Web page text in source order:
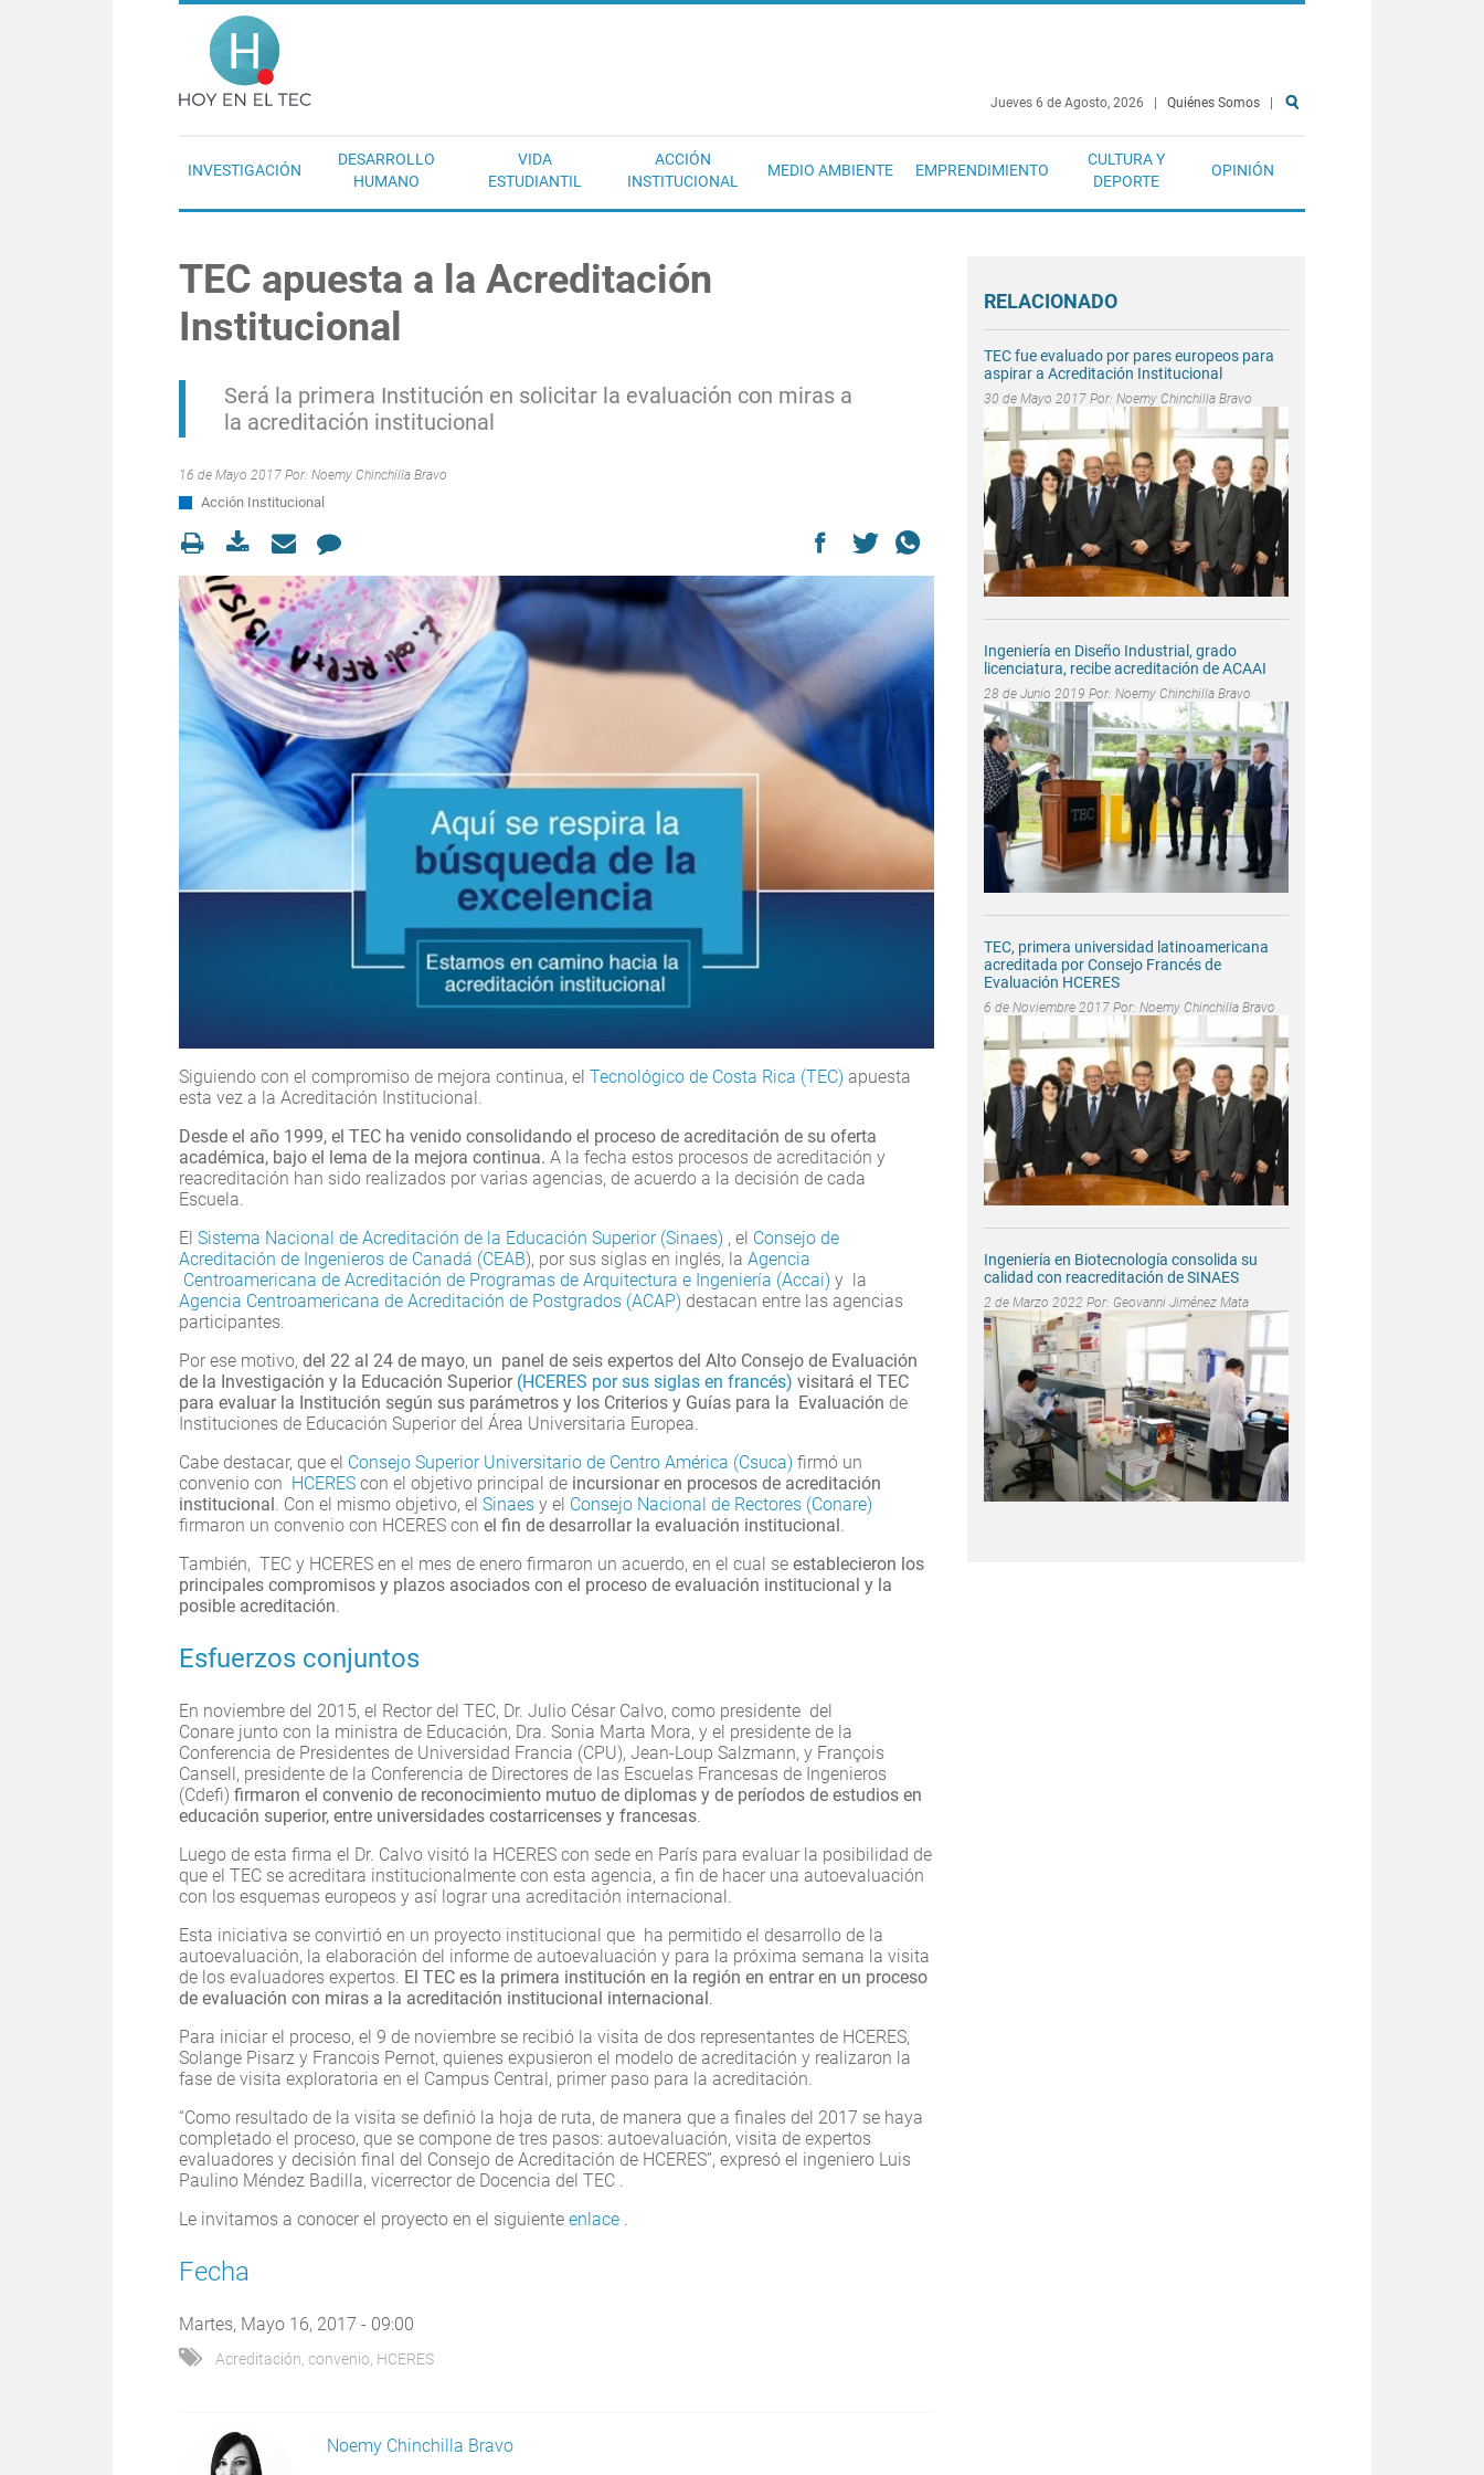
Pasar al contenido principal
Jueves 6 de Agosto, 2026 Quiénes Somos
INVESTIGACIÓN
DESARROLLO
HUMANO
VIDA
ESTUDIANTIL
ACCIÓN
INSTITUCIONAL
MEDIO AMBIENTE EMPRENDIMIENTO
CULTURA Y
DEPORTE
OPINIÓN
TEC apuesta a la Acreditación
Institucional
Será la primera Institución en solicitar la evaluación con miras a
la acreditación institucional
16 de Mayo 2017 Por: Noemy Chinchilla Bravo
Acción Institucional
Siguiendo con el compromiso de mejora continua, el Tecnológico de Costa Rica (TEC) apuesta
esta vez a la Acreditación Institucional.
Desde el año 1999, el TEC ha venido consolidando el proceso de acreditación de su oferta
académica, bajo el lema de la mejora continua. A la fecha estos procesos de acreditación y
reacreditación han sido realizados por varias agencias, de acuerdo a la decisión de cada
Escuela.
El Sistema Nacional de Acreditación de la Educación Superior (Sinaes) , el Consejo de
Acreditación de Ingenieros de Canadá (CEAB), por sus siglas en inglés, la Agencia
Centroamericana de Acreditación de Programas de Arquitectura e Ingeniería (Accai) y la
Agencia Centroamericana de Acreditación de Postgrados (ACAP) destacan entre las agencias
participantes.
Por ese motivo, del 22 al 24 de mayo, un panel de seis expertos del Alto Consejo de Evaluación
de la Investigación y la Educación Superior (HCERES por sus siglas en francés) visitará el TEC
para evaluar la Institución según sus parámetros y los Criterios y Guías para la Evaluación de
Instituciones de Educación Superior del Área Universitaria Europea.
Cabe destacar, que el Consejo Superior Universitario de Centro América (Csuca) firmó un
convenio con HCERES con el objetivo principal de incursionar en procesos de acreditación
institucional . Con el mismo objetivo, el Sinaes y el Consejo Nacional de Rectores (Conare)
firmaron un convenio con HCERES con el fin de desarrollar la evaluación institucional .
También, TEC y HCERES en el mes de enero firmaron un acuerdo, en el cual se establecieron los
principales compromisos y plazos asociados con el proceso de evaluación institucional y la
posible acreditación.
Esfuerzos conjuntos
En noviembre del 2015, el Rector del TEC, Dr. Julio César Calvo, como presidente del
Conare junto con la ministra de Educación, Dra. Sonia Marta Mora, y el presidente de la
Conferencia de Presidentes de Universidad Francia (CPU), Jean-Loup Salzmann, y François
Cansell, presidente de la Conferencia de Directores de las Escuelas Francesas de Ingenieros
(Cdefi) firmaron el convenio de reconocimiento mutuo de diplomas y de períodos de estudios en
educación superior, entre universidades costarricenses y francesas.
Luego de esta firma el Dr. Calvo visitó la HCERES con sede en París para evaluar la posibilidad de
que el TEC se acreditara institucionalmente con esta agencia, a fin de hacer una autoevaluación
con los esquemas europeos y así lograr una acreditación internacional.
Esta iniciativa se convirtió en un proyecto institucional que ha permitido el desarrollo de la
autoevaluación, la elaboración del informe de autoevaluación y para la próxima semana la visita
de los evaluadores expertos. El TEC es la primera institución en la región en entrar en un proceso
de evaluación con miras a la acreditación institucional internacional .
Para iniciar el proceso, el 9 de noviembre se recibió la visita de dos representantes de HCERES,
Solange Pisarz y Francois Pernot, quienes expusieron el modelo de acreditación y realizaron la
fase de visita exploratoria en el Campus Central, primer paso para la acreditación.
“Como resultado de la visita se definió la hoja de ruta, de manera que a finales del 2017 se haya
completado el proceso, que se compone de tres pasos: autoevaluación, visita de expertos
evaluadores y decisión final del Consejo de Acreditación de HCERES”, expresó el ingeniero Luis
Paulino Méndez Badilla, vicerrector de Docencia del TEC .
Le invitamos a conocer el proyecto en el siguiente enlace .
Fecha
Martes, Mayo 16, 2017 - 09:00
Acreditación, convenio, HCERES
Noemy Chinchilla Bravo
RELACIONADO
TEC fue evaluado por pares europeos para
aspirar a Acreditación Institucional
30 de Mayo 2017 Por: Noemy Chinchilla Bravo
Ingeniería en Diseño Industrial, grado
licenciatura, recibe acreditación de ACAAI
28 de Junio 2019 Por: Noemy Chinchilla Bravo
TEC, primera universidad latinoamericana
acreditada por Consejo Francés de
Evaluación HCERES
6 de Noviembre 2017 Por: Noemy Chinchilla Bravo
Ingeniería en Biotecnología consolida su
calidad con reacreditación de SINAES
2 de Marzo 2022 Por: Geovanni Jiménez Mata